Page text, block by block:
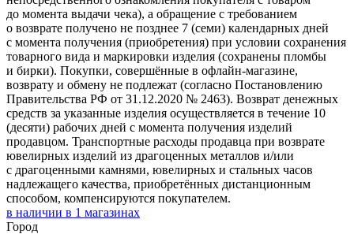
до момента выдачи чека), а обращение с требованием
о возврате получено не позднее 7 (семи) календарных дней
с момента получения (приобретения) при условии сохранения
товарного вида и маркировки изделия (сохранены пломбы
и бирки). Покупки, совершённые в офлайн-магазине,
возврату и обмену не подлежат (согласно Постановлению
Правительства РФ от 31.12.2020 № 2463). Возврат денежных
средств за указанные изделия осуществляется в течение 10
(десяти) рабочих дней с момента получения изделий
продавцом. Транспортные расходы продавца при возврате
ювелирных изделий из драгоценных металлов и/или
с драгоценными камнями, ювелирных и стальных часов
надлежащего качества, приобретённых дистанционным
способом, компенсируются покупателем.
в наличии в 1 магазинах
Город